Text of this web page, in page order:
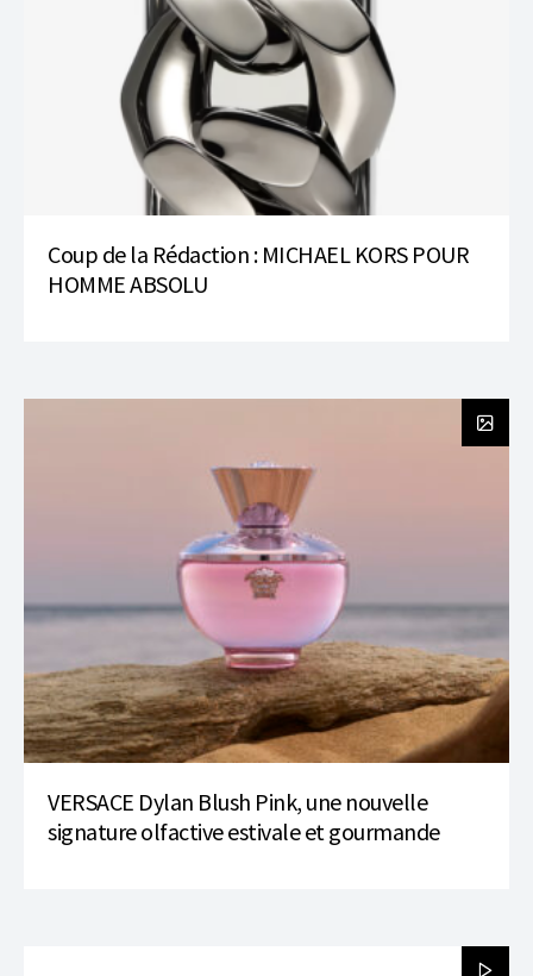
Coup de la Rédaction : MICHAEL KORS POUR
HOMME ABSOLU
VERSACE Dylan Blush Pink, une nouvelle
signature olfactive estivale et gourmande